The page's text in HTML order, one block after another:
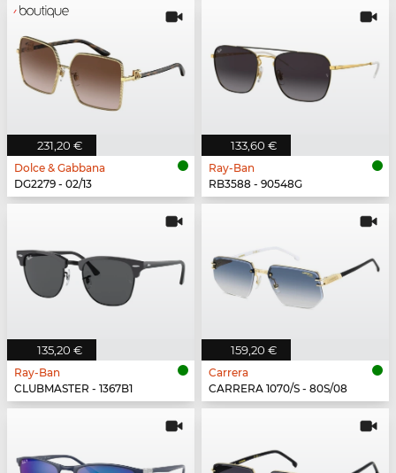
231,20 €
Dolce & Gabbana
DG2279 - 02/13
133,60 €
Ray-Ban
RB3588 - 90548G
135,20 €
Ray-Ban
CLUBMASTER - 1367B1
159,20 €
Carrera
CARRERA 1070/S - 80S/08